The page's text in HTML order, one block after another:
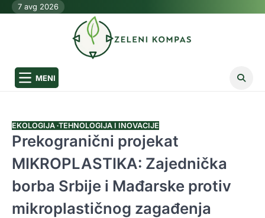
Skip7 avg 2026
MENI
EKOLOGIJA TEHNOLOGIJA I INOVACIJE
Prekogranični projekat
MIKROPLASTIKA: Zajednička
borba Srbije i Mađarske protiv
mikroplastičnog zagađenja